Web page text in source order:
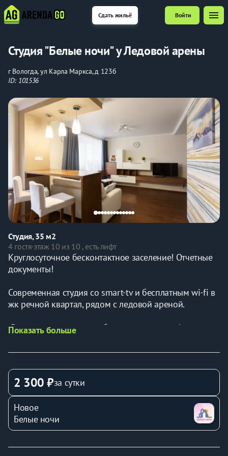
Сдать жильё Войти menu
Студия "Белые ночи" у Ледовой арены
г Вологда, ул Карла Маркса, д 123б
ID: 101536
Студия, 35 м2
4 гостя·этаж 10 из 10 , есть лифт
Круглосуточное бесконтактное заселение! Отчетные
документы!
Современная студия со smаrt-tv и бесплатным wi-fi в
жк речной квартал, рядом с ледовой ареной.
В квартире есть всё необходимое для комфортного
заправленная чистым постельным бельём и
раскладной диван, с отдельным комплектом
постельного белья
- Оборудованная кухня с полным набором бытовой
техники
- Smаrt-tv
- Wi-fi
Показать больше
2 300 ₽за сутки
Новое
Белые ночи